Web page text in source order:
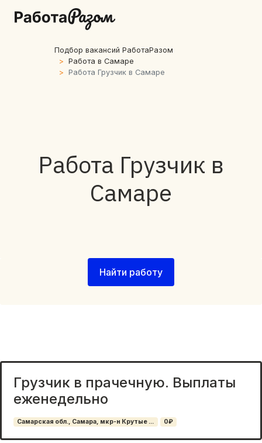
Подбор вакансий РаботаРазом
Работа в Самаре
Работа Грузчик в Самаре
Работа Грузчик в
Самаре
Найти работу
Грузчик в прачечную. Выплаты
еженедельно
Самарская обл., Самара, мкр-н Крутые ... 0₽